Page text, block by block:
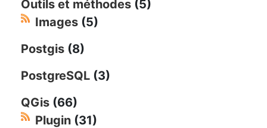
Outils et méthodes (5)
Images (5)
Postgis (8)
PostgreSQL (3)
QGis (66)
Plugin (31)